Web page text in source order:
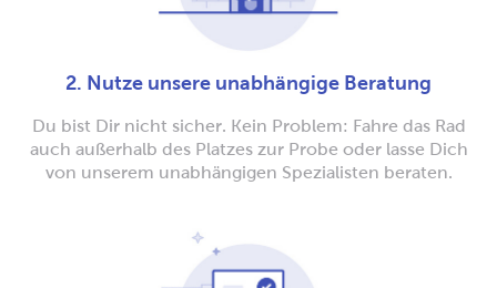
2. Nutze unsere unabhängige Beratung
Du bist Dir nicht sicher. Kein Problem: Fahre das Rad
auch außerhalb des Platzes zur Probe oder lasse Dich
von unserem unabhängigen Spezialisten beraten.